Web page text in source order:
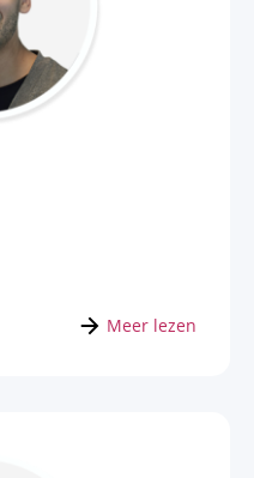
Meer lezen